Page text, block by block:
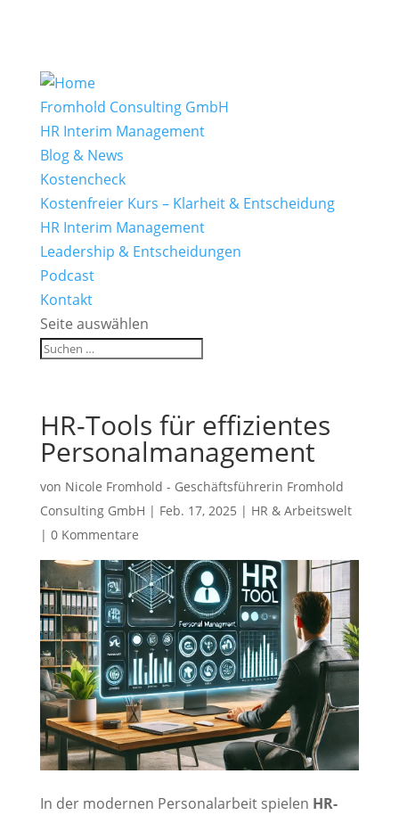
Fromhold Consulting GmbH
HR Interim Management
Blog & News
Kostencheck
Kostenfreier Kurs – Klarheit & Entscheidung
HR Interim Management
Leadership & Entscheidungen
Podcast
Kontakt
Seite auswählen
HR-Tools für effizientes
Personalmanagement
von Nicole Fromhold - Geschäftsführerin Fromhold
Consulting GmbH | Feb. 17, 2025 | HR & Arbeitswelt
| 0 Kommentare
In der modernen Personalarbeit spielen HR-